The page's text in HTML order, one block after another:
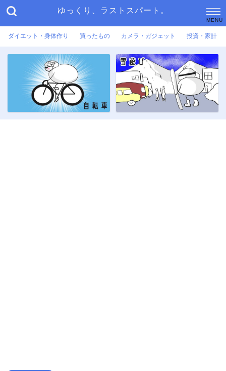
ゆっくり、ラストスパート。
ダイエット・身体作り 買ったもの カメラ・ガジェット 投資・家計